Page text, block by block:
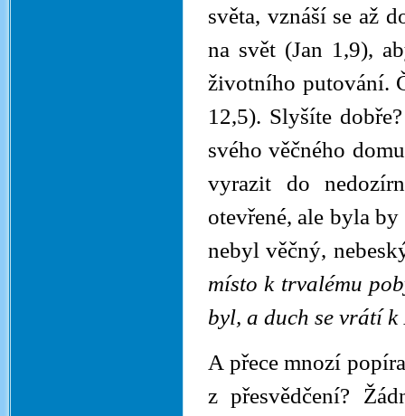
světa, vznáší se až
na svět (Jan 1,9),
životního putování.
12,5). Slyšíte
svého věčného
vyrazit do
otevřené, ale byla
nebyl věčný,
místo k trvalému
byl, a duch se vrátí
A přece mnozí
z přesvědčení?